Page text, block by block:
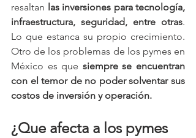
resaltan las inversiones para tecnología,
infraestructura, seguridad, entre otras.
Lo que estanca su propio crecimiento.
Otro de los problemas de los pymes en
México es que siempre se encuentran
con el temor de no poder solventar sus
costos de inversión y operación.
¿Que afecta a los pymes